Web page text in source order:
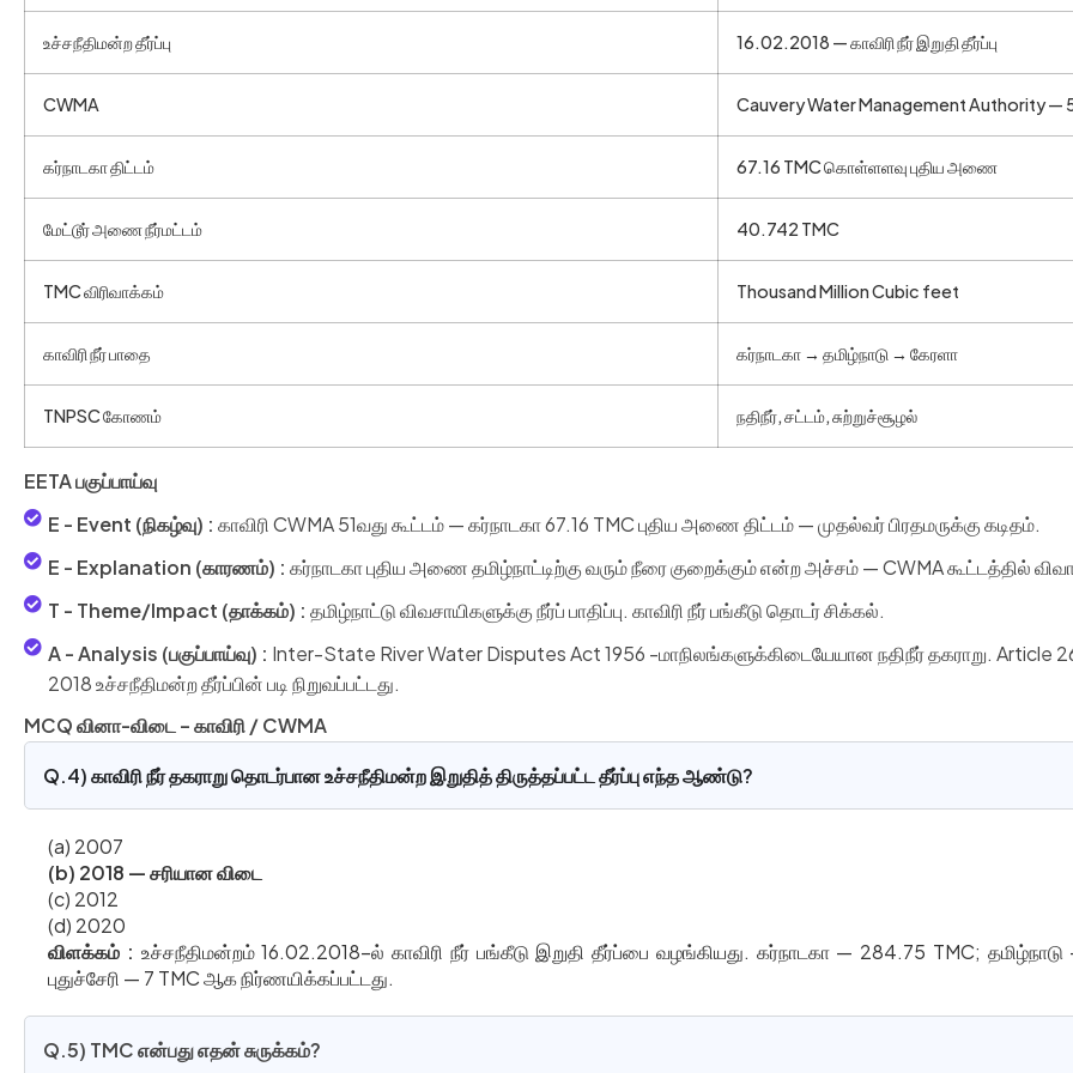
உச்சநீதிமன்ற தீர்ப்பு 16.02.2018 — காவிரி நீர் இறுதி தீர்ப்பு
CWMA Cauvery Water Management Authority —
கர்நாடகா திட்டம் 67.16 TMC கொள்ளளவு புதிய அணை
மேட்டூர் அணை நீர்மட்டம் 40.742 TMC
TMC விரிவாக்கம் Thousand Million Cubic feet
காவிரி நீர் பாதை கர்நாடகா → தமிழ்நாடு → கேரளா
TNPSC கோணம் நதிநீர், சட்டம், சுற்றுச்சூழல்
EETA பகுப்பாய்வு
E - Event (நிகழ்வு) : காவிரி CWMA 51வது கூட்டம் — கர்நாடகா 67.16 TMC புதிய அணை திட்டம் — முதல்வர் பிரதமருக்கு கடிதம்.
E - Explanation (காரணம்) : கர்நாடகா புதிய அணை தமிழ்நாட்டிற்கு வரும் நீரை குறைக்கும் என்ற அச்சம் — CWMA கூட்டத்தில்
T - Theme/Impact (தாக்கம்) : தமிழ்நாட்டு விவசாயிகளுக்கு நீர்ப் பாதிப்பு. காவிரி நீர் பங்கீடு தொடர் சிக்கல்.
A - Analysis (பகுப்பாய்வு) : Inter-State River Water Disputes Act 1956 -மாநிலங்களுக்கிடையேயான நதிநீர் தகராறு. Article
2018 உச்சநீதிமன்ற தீர்ப்பின் படி நிறுவப்பட்டது.
MCQ வினா-விடை – காவிரி / CWMA
Q.4) காவிரி நீர் தகராறு தொடர்பான உச்சநீதிமன்ற இறுதித் திருத்தப்பட்ட தீர்ப்பு எந்த ஆண்டு?
(a) 2007
(b) 2018 —சரியானவிடை
(c) 2012
(d) 2020
விளக்கம் : உச்சநீதிமன்றம் 16.02.2018-ல் காவிரி நீர் பங்கீடு இறுதி தீர்ப்பை வழங்கியது. கர்நாடகா — 284.75 TMC;
புதுச்சேரி — 7 TMC ஆக நிர்ணயிக்கப்பட்டது.
Q.5) TMC என்பது எதன் சுருக்கம்?